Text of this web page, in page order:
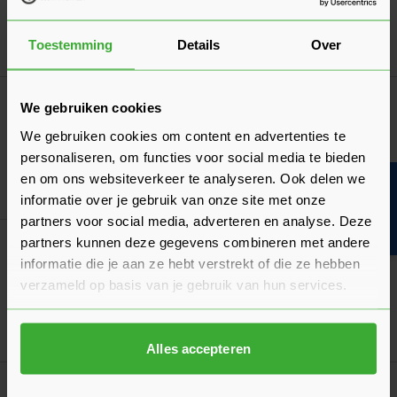
Toestemming Details Over
We gebruiken cookies
We gebruiken cookies om content en advertenties te
personaliseren, om functies voor social media te bieden
en om ons websiteverkeer te analyseren. Ook delen we
informatie over je gebruik van onze site met onze
partners voor social media, adverteren en analyse. Deze
partners kunnen deze gegevens combineren met andere
informatie die je aan ze hebt verstrekt of die ze hebben
verzameld op basis van je gebruik van hun services.
Alles accepteren
Woodies Ultimate 4x25 Verzinkt - 200 stuks
Nu5,93 per doos
Woodies Ultimate 4x30 Verzinkt - 200 stuks
(61540313)
Nu6,78per doos